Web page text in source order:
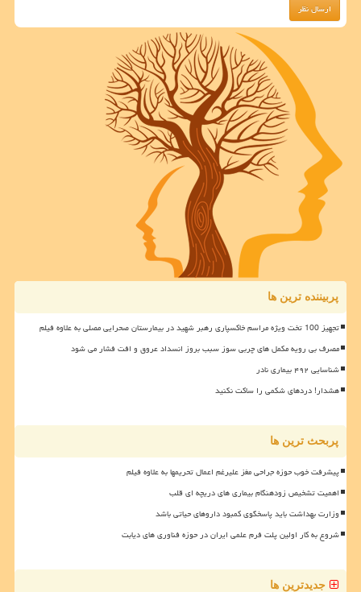
پربیننده ترین ها
تجهیز 100 تخت ویژه مراسم خاکسپاری رهبر شهید در بیمارستان صحرایی مصلی به علاوه فیلم
مصرف بی رویه مکمل های چربی سوز سبب بروز انسداد عروق و افت فشار می شود
شناسایی ۴۹۲ بیماری نادر
هشدار! دردهای شکمی را ساکت نکنید
پربحث ترین ها
پیشرفت خوب حوزه جراحی مغز علیرغم اعمال تحریمها به علاوه فیلم
اهمیت تشخیص زودهنگام بیماری های دریچه ای قلب
وزارت بهداشت باید پاسخگوی کمبود داروهای حیاتی باشد
شروع به کار اولین پلت فرم علمی ایران در حوزه فناوری های دیابت
جدیدترین ها